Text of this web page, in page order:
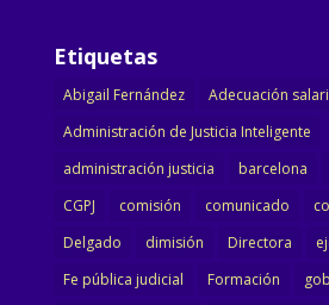
Etiquetas
Abigail Fernández
Adecuación
Administración de Justicia Inteligente
administración justicia
barcelona
CGPJ
comisión comunicado
Delgado
dimisión Directora
Fe pública judicial
Formación